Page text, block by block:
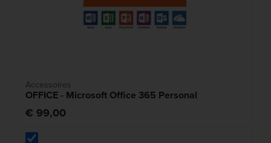
Accessoires
OFFICE - Microsoft Office 365 Personal
€ 99,00